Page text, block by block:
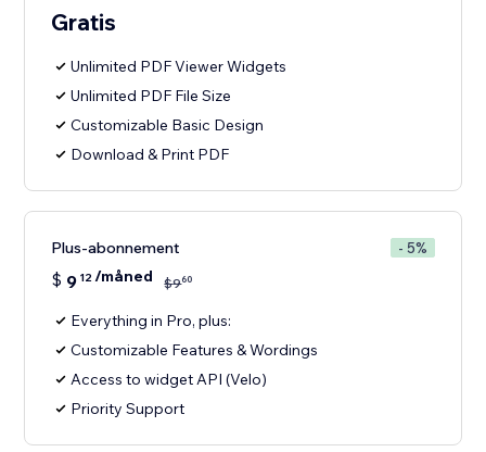
Gratis
Unlimited PDF Viewer Widgets
Unlimited PDF File Size
Customizable Basic Design
Download & Print PDF
Plus-abonnement - 5%
$ 9 12/måned $960
Everything in Pro, plus:
Customizable Features & Wordings
Access to widget API (Velo)
Priority Support